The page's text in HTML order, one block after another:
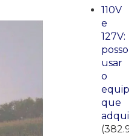
110V
e
127V:
posso
usar
o
que